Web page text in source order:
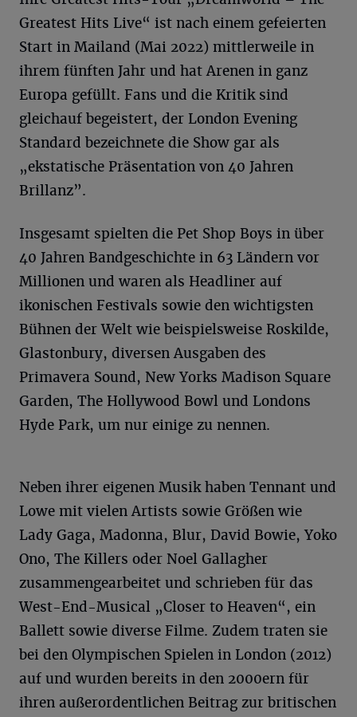
Greatest Hits Live“ ist nach einem gefeierten
Start in Mailand (Mai 2022) mittlerweile in
ihrem fünften Jahr und hat Arenen in ganz
Europa gefüllt. Fans und die Kritik sind
gleichauf begeistert, der London Evening
Standard bezeichnete die Show gar als
„ekstatische Präsentation von 40 Jahren
Brillanz”.
Insgesamt spielten die Pet Shop Boys in über
40 Jahren Bandgeschichte in 63 Ländern vor
Millionen und waren als Headliner auf
ikonischen Festivals sowie den wichtigsten
Bühnen der Welt wie beispielsweise Roskilde,
Glastonbury, diversen Ausgaben des
Primavera Sound, New Yorks Madison Square
Garden, The Hollywood Bowl und Londons
Hyde Park, um nur einige zu nennen.
Neben ihrer eigenen Musik haben Tennant und
Lowe mit vielen Artists sowie Größen wie
Lady Gaga, Madonna, Blur, David Bowie, Yoko
Ono, The Killers oder Noel Gallagher
zusammengearbeitet und schrieben für das
West-End-Musical „Closer to Heaven“, ein
Ballett sowie diverse Filme. Zudem traten sie
bei den Olympischen Spielen in London (2012)
auf und wurden bereits in den 2000ern für
ihren außerordentlichen Beitrag zur britischen